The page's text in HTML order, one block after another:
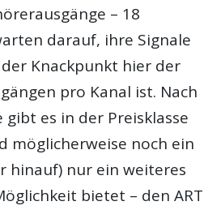
– 18
darauf, ihre Signale
Knackpunkt hier der
pro Kanal ist. Nach
gibt es in der Preisklasse
möglicherweise noch ein
hinauf) nur ein weiteres
bietet – den ART